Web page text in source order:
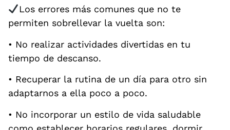
Los errores más comunes que no te
permiten sobrellevar la vuelta son:
• No realizar actividades divertidas en tu
tiempo de descanso.
• Recuperar la rutina de un día para otro sin
adaptarnos a ella poco a poco.
• No incorporar un estilo de vida saludable